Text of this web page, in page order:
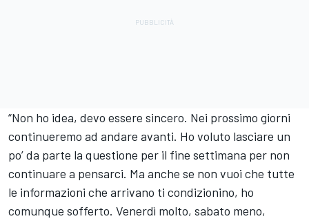
“Non ho idea, devo essere sincero. Nei prossimo giorni
continueremo ad andare avanti. Ho voluto lasciare un
po’ da parte la questione per il fine settimana per non
continuare a pensarci. Ma anche se non vuoi che tutte
le informazioni che arrivano ti condizionino, ho
comunque sofferto. Venerdì molto, sabato meno,